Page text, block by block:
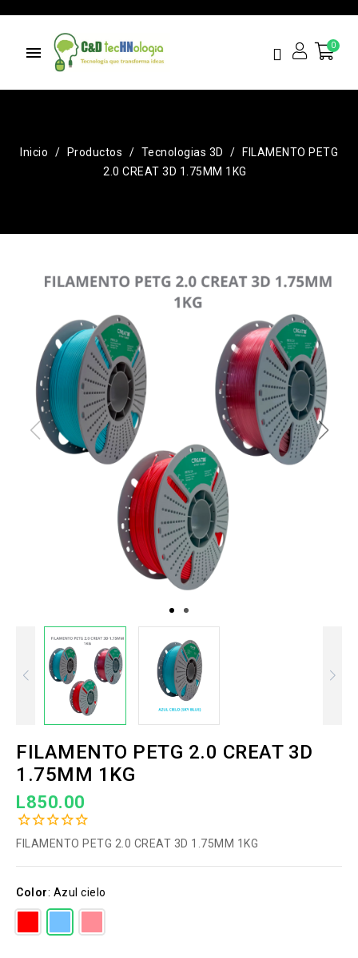
menu
Inicio Productos Tecnologias 3D
FILAMENTO PETG
2.0 CREAT 3D 1.75MM 1KG
FILAMENTO PETG 2.0 CREAT 3D
1.75MM 1KG
L850.00
FILAMENTO PETG 2.0 CREAT 3D 1.75MM 1KG
Color: Azul cielo